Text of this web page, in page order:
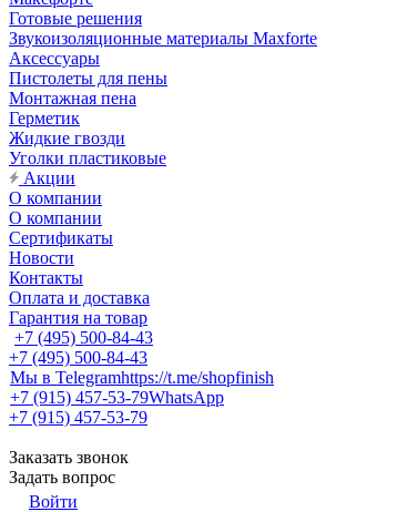
Готовые решения
Звукоизоляционные материалы Maxforte
Аксессуары
Пистолеты для пены
Монтажная пена
Герметик
Жидкие гвозди
Уголки пластиковые
Акции
О компании
О компании
Сертификаты
Новости
Контакты
Оплата и доставка
Гарантия на товар
+7 (495) 500-84-43
+7 (495) 500-84-43
Мы в Telegramhttps://t.me/shopfinish
+7 (915) 457-53-79WhatsApp
+7 (915) 457-53-79
Заказать звонок
Задать вопрос
Войти